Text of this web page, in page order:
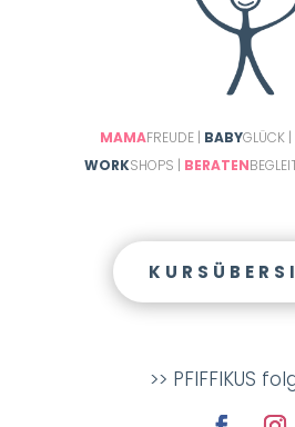
MAMAFREUDE | BABYGLÜCK |
WORKSHOPS | BERATEN
>> PFIFFIKUS